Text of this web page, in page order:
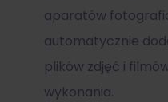
aparatów
automatycznie
plików zdjęć i
wykonania.